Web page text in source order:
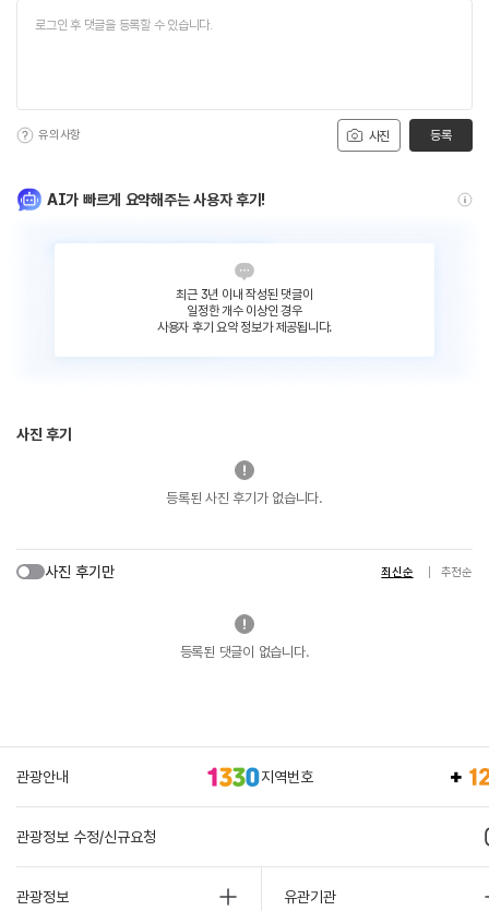
사진
유의사항 등록
AI가 빠르게 요약해주는 사용자 후기!
최근 3년 이내 작성된 댓글이
일정한 개수 이상인 경우
사용자 후기 요약 정보가 제공됩니다.
사진 후기
등록된 사진 후기가 없습니다.
사진 후기만 최신순 추천순
등록된 댓글이 없습니다.
관광안내 지역번호
관광정보 수정/신규요청
관광정보 유관기관